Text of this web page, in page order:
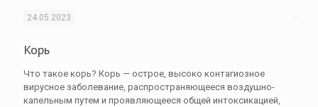
24.05.2023
Корь
Что такое корь? Корь — острое, высоко контагиозное
вирусное заболевание, распространяющееся воздушно-
капельным путем и проявляющееся общей интоксикацией,